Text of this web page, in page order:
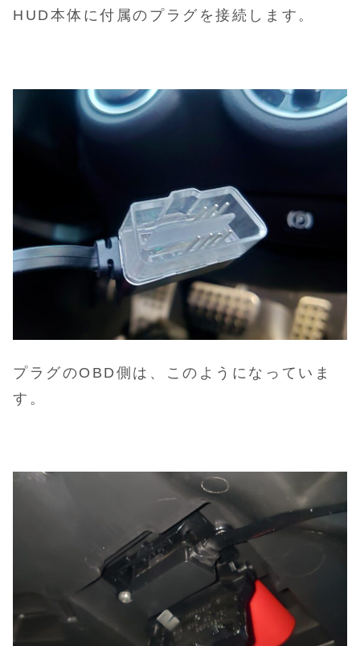
HUD本体に付属のプラグを接続します。
プラグのOBD側は、このようになっていま
す。